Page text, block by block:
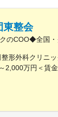
東整会
のCOO◆全国